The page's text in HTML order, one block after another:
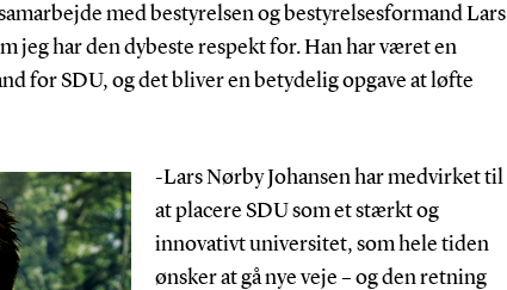
med bestyrelsen og bestyrelsesformand Lars
jeg har den dybeste respekt for. Han har været en
for SDU, og det bliver en betydelig opgave at løfte
-Lars Nørby Johansen har medvirket til
at placere SDU som et stærkt og
innovativt universitet, som hele tiden
ønsker at gå nye veje – og den retning